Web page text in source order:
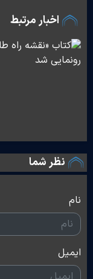
اخبار مرتبط
نظر شما
نام
ایمیل